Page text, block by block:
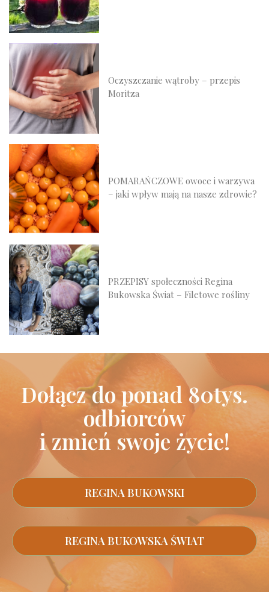
Oczyszczanie wątroby – przepis
Moritza
POMARAŃCZOWE owoce i warzywa
– jaki wpływ mają na nasze zdrowie?
PRZEPISY społeczności Regina
Bukowska Świat – Filetowe rośliny
Dołącz do ponad 80tys.
odbiorców
i zmień swoje życie!
REGINA BUKOWSKI
REGINA BUKOWSKA ŚWIAT